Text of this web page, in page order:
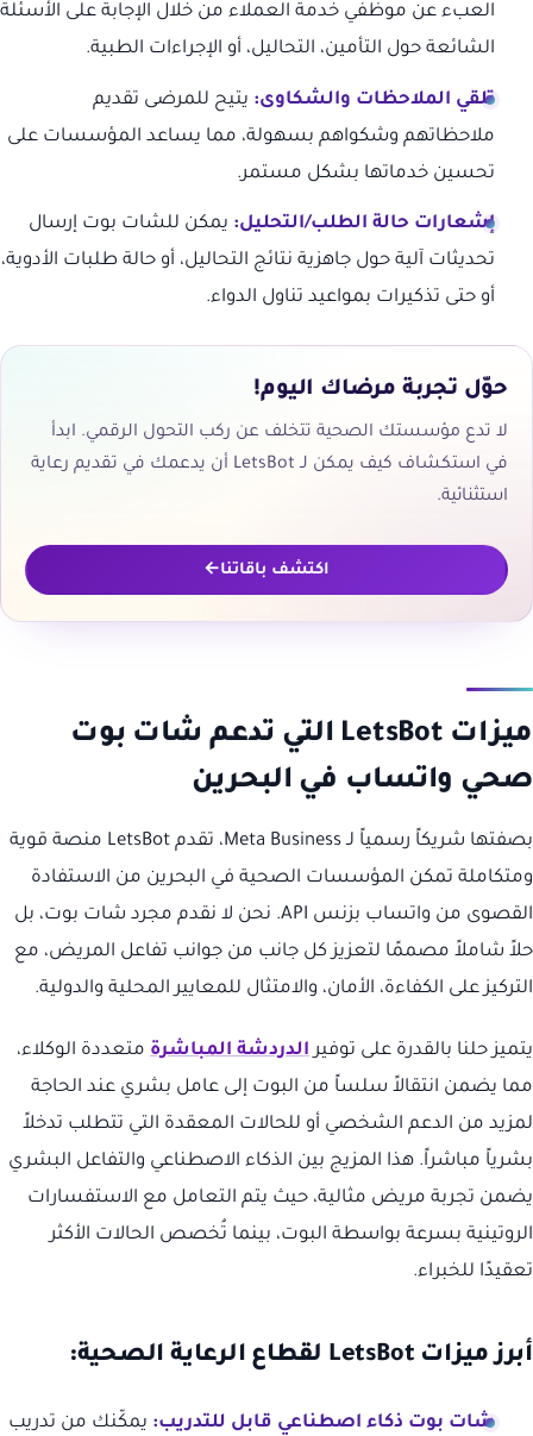
العبء عن موظفي خدمة العملاء من خلال الإجابة على الأسئلة
الشائعة حول التأمين، التحاليل، أو الإجراءات الطبية.
تلقي الملاحظات والشكاوى: يتيح للمرضى تقديم
ملاحظاتهم وشكواهم بسهولة، مما يساعد المؤسسات على
تحسين خدماتها بشكل مستمر.
إشعارات حالة الطلب/التحليل: يمكن للشات بوت إرسال
تحديثات آلية حول جاهزية نتائج التحاليل، أو حالة طلبات الأدوية،
أو حتى تذكيرات بمواعيد تناول الدواء.
حوّل تجربة مرضاك اليوم!
لا تدع مؤسستك الصحية تتخلف عن ركب التحول الرقمي. ابدأ
في استكشاف كيف يمكن لـ LetsBot أن يدعمك في تقديم رعاية
استثنائية.
اكتشف باقاتنا
ميزات LetsBot التي تدعم شات بوت
صحي واتساب في البحرين
بصفتها شريكاً رسمياً لـ Meta Business، تقدم LetsBot منصة قوية
ومتكاملة تمكن المؤسسات الصحية في البحرين من الاستفادة
القصوى من واتساب بزنس API. نحن لا نقدم مجرد شات بوت، بل
حلاً شاملاً مصممًا لتعزيز كل جانب من جوانب تفاعل المريض، مع
التركيز على الكفاءة، الأمان، والامتثال للمعايير المحلية والدولية.
يتميز حلنا بالقدرة على توفير الدردشة المباشرة متعددة الوكلاء،
مما يضمن انتقالاً سلساً من البوت إلى عامل بشري عند الحاجة
لمزيد من الدعم الشخصي أو للحالات المعقدة التي تتطلب تدخلاً
بشرياً مباشراً. هذا المزيج بين الذكاء الاصطناعي والتفاعل البشري
يضمن تجربة مريض مثالية، حيث يتم التعامل مع الاستفسارات
الروتينية بسرعة بواسطة البوت، بينما تُخصص الحالات الأكثر
تعقيدًا للخبراء.
أبرز ميزات LetsBot لقطاع الرعاية الصحية:
شات بوت ذكاء اصطناعي قابل للتدريب: يمكّنك من تدريب